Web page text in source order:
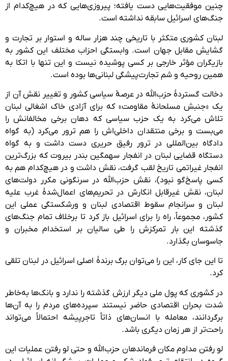
چنین موفقیت‌هایی دست یافته؛ پیروزی‌هایی که در هیچ‌کدام از
جنگ‌های اسرائیل سابقه نداشته است.
لبنان کشوری متکثر با تاریخی چند هزار ساله و استوار بر تجارت و
گشایش مقابل جهان است. وابستگی احزاب مختلف این کشور به
بازیگران مؤثر خارجی بر کسی پوشیده نیست و این تنها با اتکا به
همین روحیه و شم تجارت‌پیشگی لبنانی‌ها بوده است.
دخالت گستردهٔ حزب‌الله در عرصهٔ سیاسی کشور و تغییر نقش‌ آن از
یک «جنبش مسلحانهٔ مقاومت» که برای آزادی خاک اشغالی لبنان
تلاش می‌کرد به یک حزب سیاسی که دهان برخی مخالفانش را
می‌بست و برخی منتقدان داخلی‌اش را هم ترور می‌کرد (به گواه
دادگاه بین‌المللی در ترور رفیق حریری دست داشت و به گواه
دستگاه قضایی لبنان در انفجار سهمگین بندر بیروت که بزرگ‌ترین
انفجار غیراتمی تاریخ لقب گرفت، نقش داشت و در هیچ‌کدام هم به
کسی پاسخ‌گو نبود)، نقش حزب‌الله در سرنگونی مکرر دولت‌های
لبنان، نقش غیرقابل انکارش در تحریم‌های اعمال‌شدهٔ غرب علیه
لبنان و سرانجام سقوط اقتصادی لبنان و ورشکستگی عملی این
کشور، مجموعاً، راه را برای اسرائیل باز کرد تا برخلاف تمام جنگ‌های
گذشته این بار تمرکزش را طی سالیان بر استخدام مخبران و
جاسوسان بگذارد.
تا این جای کار، این را می‌توان برگ برندهٔ اصلی اسرائیل در لبنان تلقی
کرد.
در کشوری که پول ملی دیگر ارزش گذشته را ندارد و بانک‌ها به‌خاطر
شدت بحران اقتصادی حاضر نیستند سپرده‌های مردم را به آن‌ها
برگردانند، معامله با انسان‌های ذاتاً تاجرپیشه احتمالاً می‌تواند
راحت‌تر از هر زمان دیگری باشد.
لو رفتن مداوم مکان فرماندهان حزب‌الله و حتی لو رفتن عملیات این